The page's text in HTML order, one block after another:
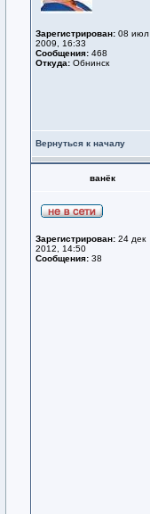
Зарегистрирован: 08 июл
2009, 16:33
Сообщения: 468
Откуда: Обнинск
Вернуться к началу
ванёк
Зарегистрирован: 24 дек
2012, 14:50
Сообщения: 38